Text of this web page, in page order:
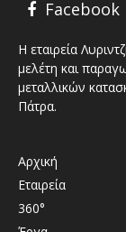
Facebook
Η εταιρεία
μελέτη και
μεταλλικών
Πάτρα.
Αρχική
Εταιρεία
360°